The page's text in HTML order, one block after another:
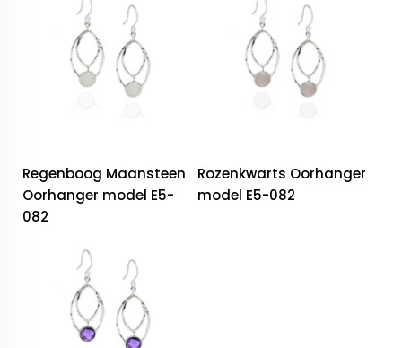
Regenboog Maansteen
Oorhanger model E5-
082
Rozenkwarts Oorhanger
model E5-082